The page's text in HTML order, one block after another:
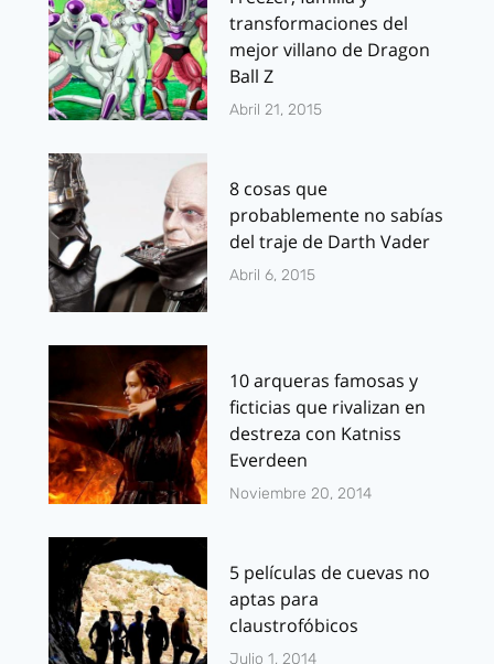
transformaciones del
mejor villano de Dragon
Ball Z
Abril 21, 2015
8 cosas que
probablemente no sabías
del traje de Darth Vader
Abril 6, 2015
10 arqueras famosas y
ficticias que rivalizan en
destreza con Katniss
Everdeen
Noviembre 20, 2014
5 películas de cuevas no
aptas para
claustrofóbicos
Julio 1, 2014